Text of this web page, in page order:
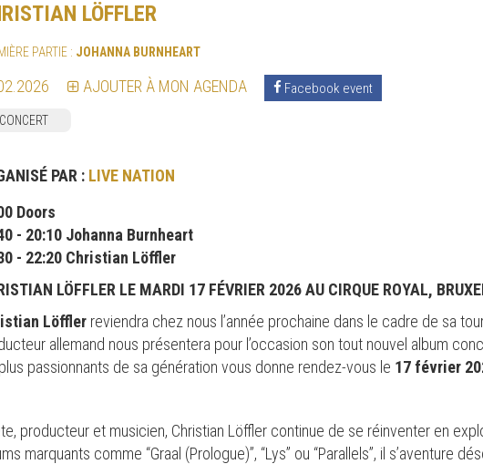
LÖFFLER
PARTIE : JOHANNA BURNHEART
AJOUTER À MON AGENDA Facebook event
CONCERT
PAR : LIVE NATION
Doors
- 20:10 Johanna Burnheart
- 22:20 Christian Löffler
LÖFFLER LE MARDI 17 FÉVRIER 2026 AU CIRQUE ROYAL,
Löffler reviendra chez nous l’année prochaine dans le cadre de sa
allemand nous présentera pour l’occasion son tout nouvel album
passionnants de sa génération vous donne rendez-vous le 17 février
producteur et musicien, Christian Löffler continue de se réinventer en
marquants comme “Graal (Prologue)”, “Lys” ou “Parallels”, il s’aventure